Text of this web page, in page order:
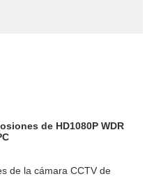
de HD1080P WDR
de la cámara CCTV de